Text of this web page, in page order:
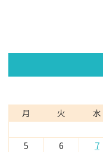
月 火 水
5
6 7